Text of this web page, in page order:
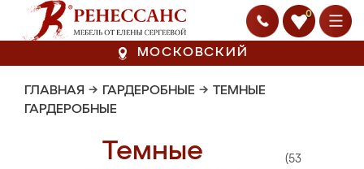
0
МОСКОВСКИЙ
ГЛАВНАЯ → ГАРДЕРОБНЫЕ → ТЕМНЫЕ
ГАРДЕРОБНЫЕ
Темные
(53